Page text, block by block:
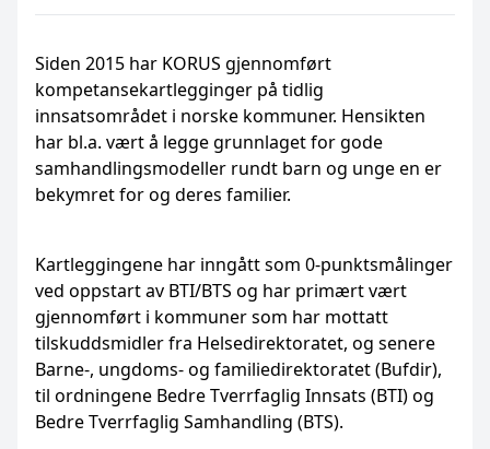
Siden 2015 har KORUS gjennomført
kompetansekartlegginger på tidlig
innsatsområdet i norske kommuner. Hensikten
har bl.a. vært å legge grunnlaget for gode
samhandlingsmodeller rundt barn og unge en er
bekymret for og deres familier.
Kartleggingene har inngått som 0-punktsmålinger
ved oppstart av BTI/BTS og har primært vært
gjennomført i kommuner som har mottatt
tilskuddsmidler fra Helsedirektoratet, og senere
Barne-, ungdoms- og familiedirektoratet (Bufdir),
til ordningene Bedre Tverrfaglig Innsats (BTI) og
Bedre Tverrfaglig Samhandling (BTS).